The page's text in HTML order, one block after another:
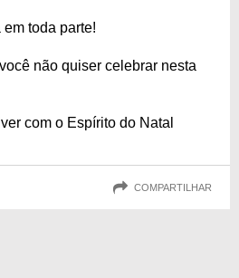
em toda parte!
não quiser celebrar nesta
com o Espírito do Natal
COMPARTILHAR